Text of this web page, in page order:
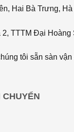
Hai Bà Trưng,
TTTM Đại
tôi sẵn sàn
CHUYỂN